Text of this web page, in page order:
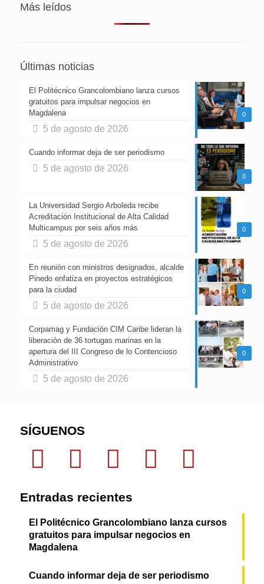
Más leídos
Últimas noticias
0
El Politécnico Grancolombiano lanza cursos
gratuitos para impulsar negocios en
Magdalena
5 de agosto de 2026
0
Cuando informar deja de ser periodismo
5 de agosto de 2026
0
La Universidad Sergio Arboleda recibe
Acreditación Institucional de Alta Calidad
Multicampus por seis años más
5 de agosto de 2026
0
En reunión con ministros designados, alcalde
Pinedo enfatiza en proyectos estratégicos
para la ciudad
5 de agosto de 2026
0
Corpamag y Fundación CIM Caribe lideran la
liberación de 36 tortugas marinas en la
apertura del III Congreso de lo Contencioso
Administrativo
5 de agosto de 2026
SÍGUENOS
Entradas recientes
El Politécnico Grancolombiano lanza cursos
gratuitos para impulsar negocios en
Magdalena
Cuando informar deja de ser periodismo